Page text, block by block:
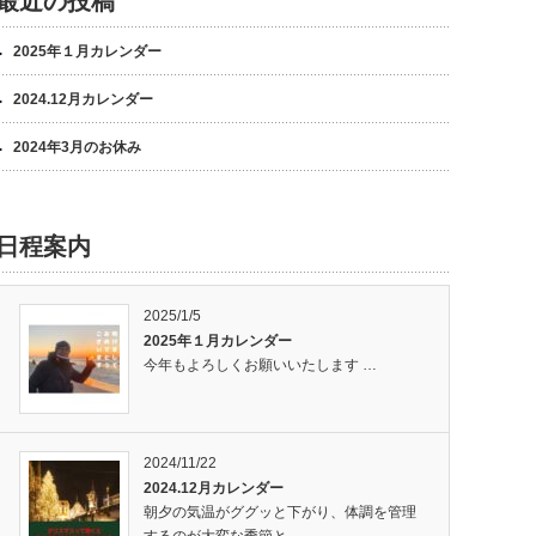
2025年１月カレンダー
2024.12月カレンダー
2024年3月のお休み
程案内
2025/1/5
2025年１月カレンダー
今年もよろしくお願いいたします …
2024/11/22
2024.12月カレンダー
朝夕の気温がググッと下がり、体調を管理